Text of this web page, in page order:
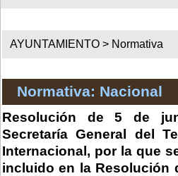
AYUNTAMIENTO > Normativa
Normativa: Nacional
Resolución de 5 de
Secretaría General del
Internacional, por la que
incluido en la Resolución